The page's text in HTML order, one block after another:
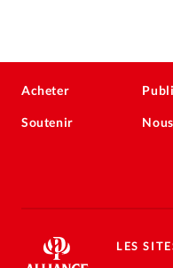
Acheter
Soutenir
LES